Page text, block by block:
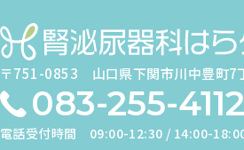
〒751-0853 山口県下関市川中豊町7
083-255-4112
電話受付時間 09:00-12:30 / 14:00-